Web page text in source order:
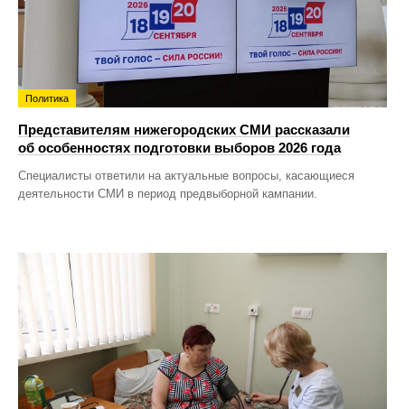
Политика
Представителям нижегородских СМИ рассказали
об особенностях подготовки выборов 2026 года
Специалисты ответили на актуальные вопросы, касающиеся
деятельности СМИ в период предвыборной кампании.